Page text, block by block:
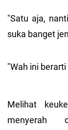
"Satu aja,
suka banget
"Wah ini
Melihat
menyerah